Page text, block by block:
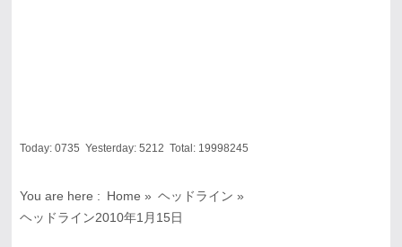
Today: 0735 Yesterday: 5212 Total: 19998245
You are here : Home » ヘッドライン »
ヘッドライン2010年1月15日